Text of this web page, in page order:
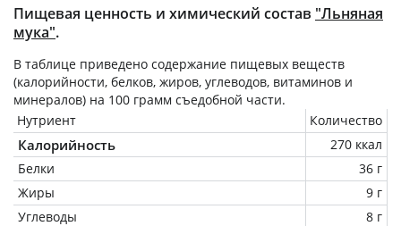
Пищевая ценность и химический состав "Льняная
мука".
В таблице приведено содержание пищевых веществ
(калорийности, белков, жиров, углеводов, витаминов и
минералов) на 100 грамм съедобной части.
Нутриент
Количество
Калорийность
270 ккал
Белки
36 г
Жиры
9 г
Углеводы
8 г